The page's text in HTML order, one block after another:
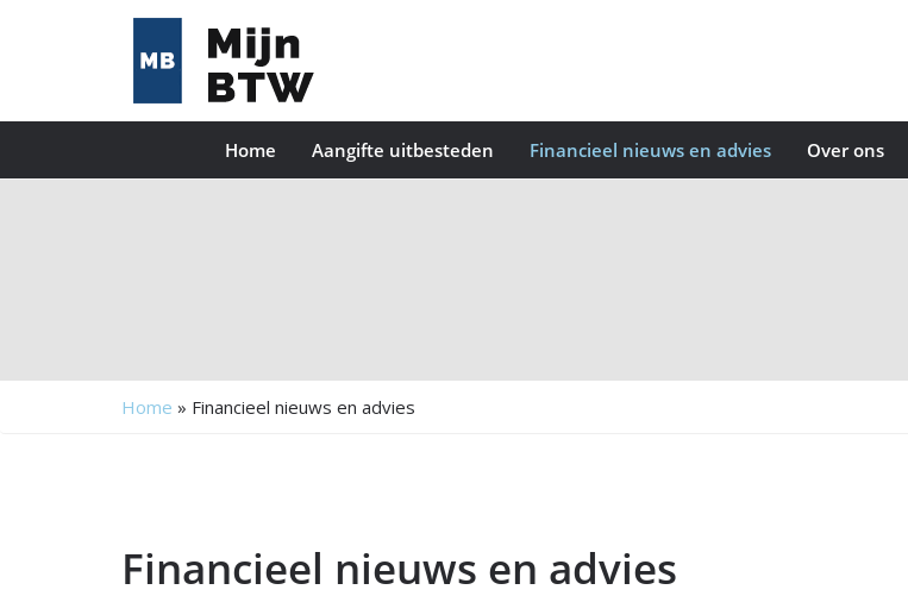
Home Aangifte uitbesteden Financieel nieuws en advies Over ons
Home » Financieel nieuws en advies
Financieel nieuws en advies